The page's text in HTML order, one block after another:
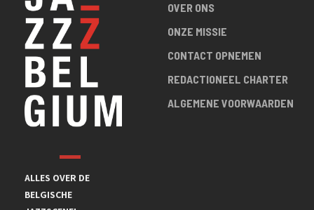
ALLES OVER DE
BELGISCHE
OVER ONS
ONZE MISSIE
CONTACT OPNEMEN
REDACTIONEEL CHARTER
ALGEMENE VOORWAARDEN